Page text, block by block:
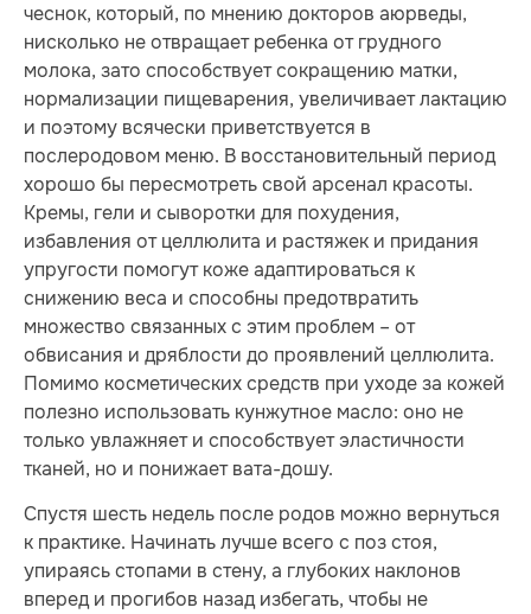
чеснок, который, по мнению докторов аюрведы,
нисколько не отвращает ребенка от грудного
молока, зато способствует сокращению матки,
нормализации пищеварения, увеличивает лактацию
и поэтому всячески приветствуется в
послеродовом меню. В восстановительный период
хорошо бы пересмотреть свой арсенал красоты.
Кремы, гели и сыворотки для похудения,
избавления от целлюлита и растяжек и придания
упругости помогут коже адаптироваться к
снижению веса и способны предотвратить
множество связанных с этим проблем – от
обвисания и дряблости до проявлений целлюлита.
Помимо косметических средств при уходе за кожей
полезно использовать кунжутное масло: оно не
только увлажняет и способствует эластичности
тканей, но и понижает вата-дошу.
Спустя шесть недель после родов можно вернуться
к практике. Начинать лучше всего с поз стоя,
упираясь стопами в стену, а глубоких наклонов
вперед и прогибов назад избегать, чтобы не